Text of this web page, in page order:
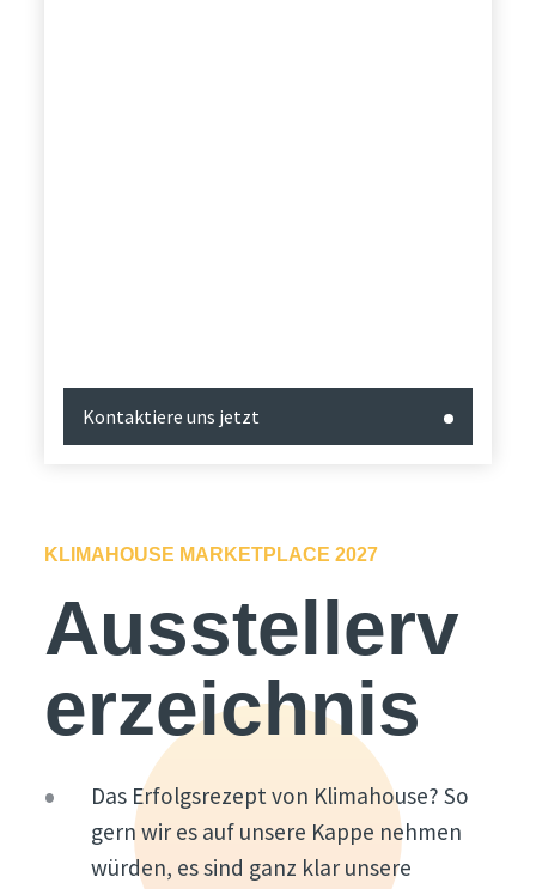
Kontaktiere uns jetzt
KLIMAHOUSE MARKETPLACE 2027
Ausstellerv
erzeichnis
Das Erfolgsrezept von Klimahouse? So
gern wir es auf unsere Kappe nehmen
würden, es sind ganz klar unsere